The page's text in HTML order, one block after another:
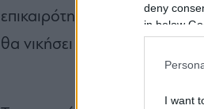
deny
in below
I want
επικαιρότητας, από την
θα νικήσει στο ντέρμπι της